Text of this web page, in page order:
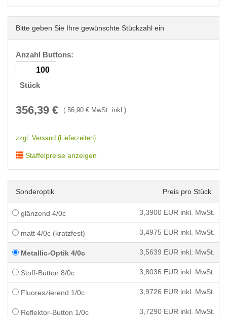
Bitte geben Sie Ihre gewünschte Stückzahl ein
Anzahl Buttons:
Stück
356,39 € ( 56,90 € MwSt. inkl.)
zzgl. Versand (Lieferzeiten)
Staffelpreise anzeigen
Sonderoptik Preis pro Stück
glänzend 4/0c 3,3900 EUR inkl. MwSt.
matt 4/0c (kratzfest) 3,4975 EUR inkl. MwSt.
Metallic-Optik 4/0c 3,5639 EUR inkl. MwSt.
Stoff-Button 8/0c 3,8036 EUR inkl. MwSt.
Fluoreszierend 1/0c 3,9726 EUR inkl. MwSt.
Reflektor-Button 1/0c 3,7290 EUR inkl. MwSt.